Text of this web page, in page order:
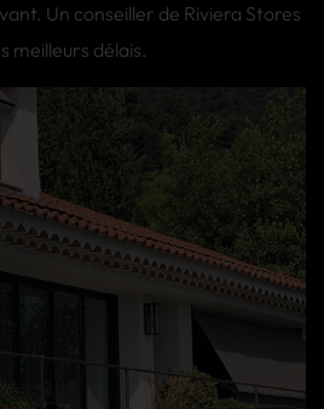
Un conseiller de Riviera Stores
meilleurs délais.